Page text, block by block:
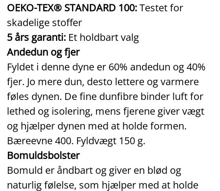
OEKO-TEX® STANDARD 100:Testet for
skadelige stoffer
5 års garanti: Et holdbart valg
Andedun og fjer
Fyldet i denne dyne er 60% andedun og 40%
fjer. Jo mere dun, desto lettere og varmere
føles dynen. De fine dunfibre binder luft for
lethed og isolering, mens fjerene giver vægt
og hjælper dynen med at holde formen.
Bæreevne 400. Fyldvægt 150 g.
Bomuldsbolster
Bomuld er åndbart og giver en blød og
naturlig følelse, som hjælper med at holde